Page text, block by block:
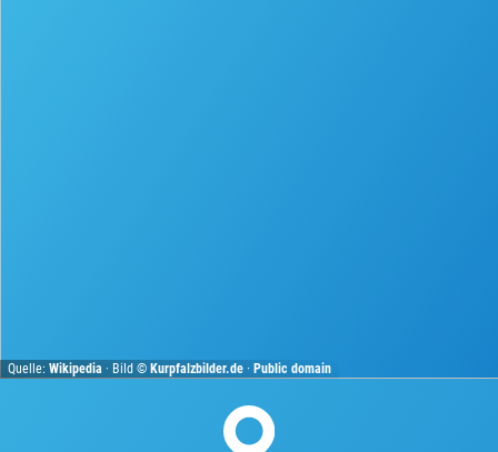
Quelle:Wikipedia · Bild ©Kurpfalzbilder.de ·Public domain